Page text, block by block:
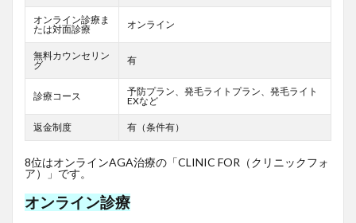
オンライン診療ま
たは対面診療
オンライン
無料カウンセリン
グ
有
診療コース
予防プラン、発毛ライトプラン、発毛ライト
EXなど
返金制度 有（条件有）
8位はオンラインAGA治療の「CLINIC FOR（クリニックフォ
ア）」です。
オンライン診療